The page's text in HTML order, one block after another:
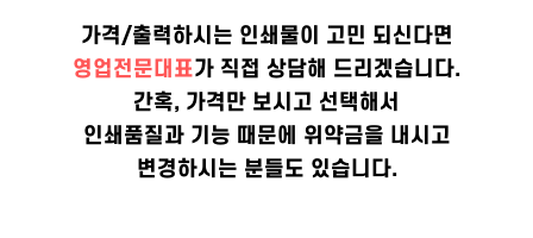
가격/출력하시는 인쇄물이 고민 되신다면
영업전문대표가 직접 상담해 드리겠습니다.
간혹, 가격만 보시고 선택해서
인쇄품질과 기능 때문에 위약금을 내시고
변경하시는 분들도 있습니다.